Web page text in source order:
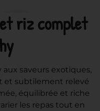
riz complet
saveurs exotiques,
et subtilement relevé
équilibrée et riche
les repas tout en